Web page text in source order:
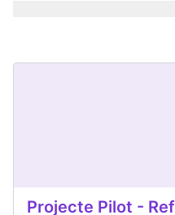
Projecte Pilot -